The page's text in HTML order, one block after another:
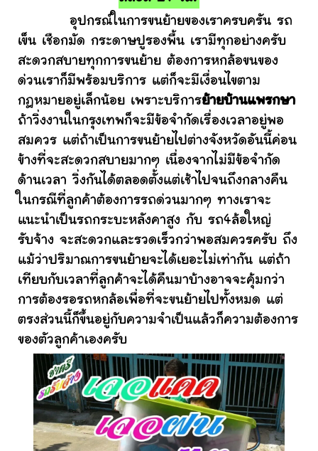
อุปกรณ์ในการขนย้ายของเราครบครัน รถ
เข็น เชือกมัด กระดาษปูรองพื้น เรามีทุกอย่างครับ
สะดวกสบายทุกการขนย้าย ต้องการหกล้อขนของ
ด่วนเราก็มีพร้อมบริการ แต่ก็จะมีเงื่อนไขตาม
กฎหมายอยู่เล็กน้อย เพราะบริการย้ายบ้านแพรกษา
ถ้าวิ่งงานในกรุงเทพก็จะมีข้อจำกัดเรื่องเวลาอยู่พอ
สมควร แต่ถ้าเป็นการขนย้ายไปต่างจังหวัดอันนี้ค่อน
ข้างที่จะสะดวกสบายมากๆ เนื่องจากไม่มีข้อจำกัด
ด้านเวลา วิ่งกันได้ตลอดตั้งแต่เช้าไปจนถึงกลางคืน
ในกรณีที่ลูกค้าต้องการรถด่วนมากๆ ทางเราจะ
แนะนำเป็นรถกระบะหลังคาสูง กับ รถ4ล้อใหญ่
รับจ้าง จะสะดวกและรวดเร็วกว่าพอสมควรครับ ถึง
แม้ว่าปริมาณการขนย้ายจะได้เยอะไม่เท่ากัน แต่ถ้า
เทียบกับเวลาที่ลูกค้าจะได้คืนมาบ้างอาจจะคุ้มกว่า
การต้องรอรถหกล้อเพื่อที่จะขนย้ายไปทั้งหมด แต่
ตรงส่วนนี้ก็ขึ้นอยู่กับความจำเป็นแล้วก็ความต้องการ
ของตัวลูกค้าเองครับ